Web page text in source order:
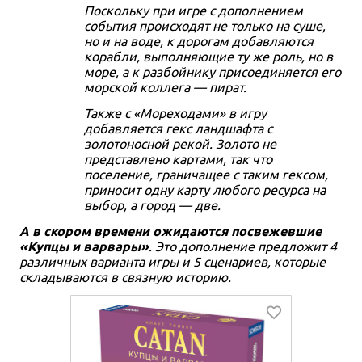
Поскольку при игре с дополнением
события происходят не только на суше,
но и на воде, к дорогам добавляются
корабли, выполняющие ту же роль, но в
море, а к разбойнику присоединяется его
морской коллега — пират.
Также с «Мореходами» в игру
добавляется гекс ландшафта с
золотоносной рекой. Золото не
представлено картами, так что
поселение, граничащее с таким гексом,
приносит одну карту любого ресурса на
выбор, а город — две.
А в скором времени ожидаются посвежевшие
«Купцы и варвары». Это дополнение предложит 4
различных варианта игры и 5 сценариев, которые
складываются в связную историю.